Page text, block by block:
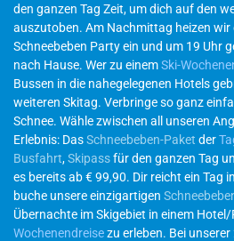
den ganzen Tag Zeit, um dich auf den
auszutoben. Am Nachmittag heizen wir
Schneebeben Party ein und um 19 Uhr
nach Hause. Wer zu einemSki-
Bussen in die nahegelegenen Hotels
weiteren Skitag. Verbringe so ganz
Schnee. Wähle zwischen all unseren
Erlebnis: DasSchneebeben-Paket der
Busfahrt,Skipassfür den ganzen Tag
es bereits ab € 99,90. Dir reicht ein Tag
buche unsere einzigartigen
Übernachte im Skigebiet in einem
Wochenendreisezu erleben. Bei unserer